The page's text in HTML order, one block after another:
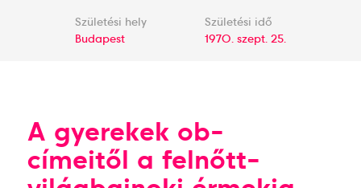
Születési hely
Budapest
Születési idő
1970. szept. 25.
A gyerekek ob-
címeitől a felnőtt-